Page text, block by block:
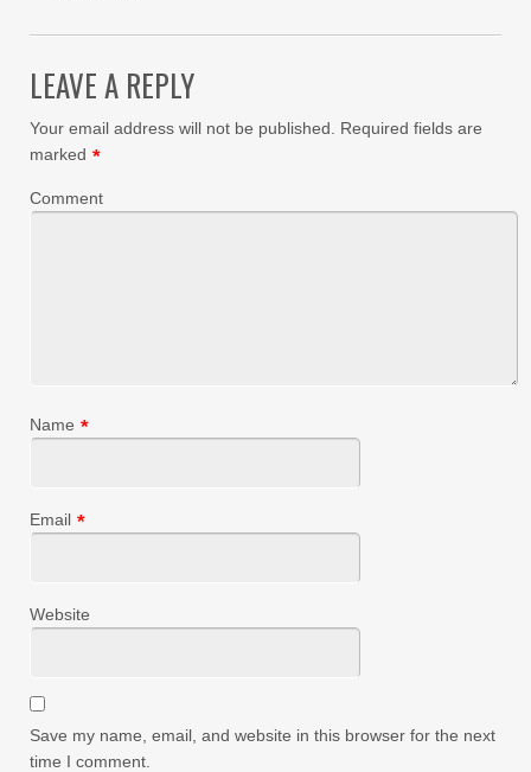
LEAVE A REPLY
Your email address will not be published.
Required fields are
marked *
Comment
Name *
Email *
Website
Save my name, email, and website in this browser for the next
time I comment.